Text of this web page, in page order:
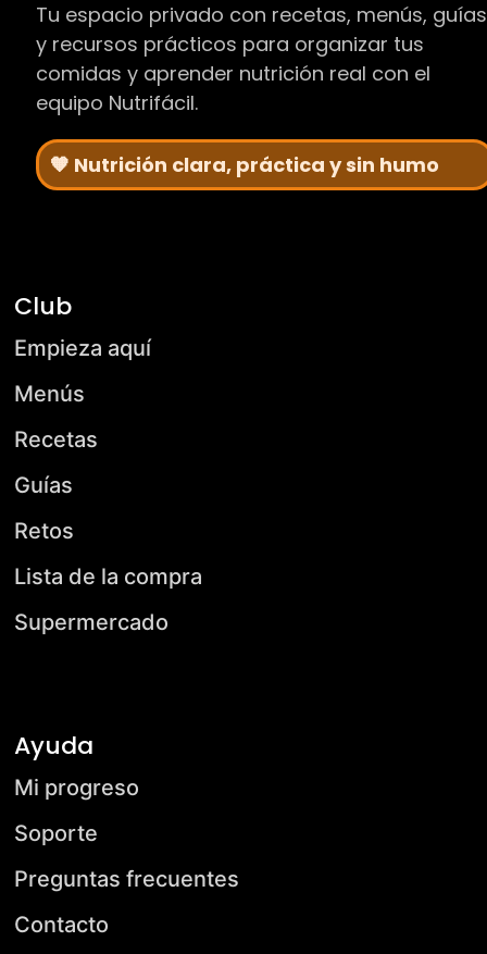
Tu espacio privado con recetas, menús, guías
y recursos prácticos para organizar tus
comidas y aprender nutrición real con el
equipo Nutrifácil.
🧡 Nutrición clara, práctica y sin humo
Club
Empieza aquí
Menús
Recetas
Guías
Retos
Lista de la compra
Supermercado
Ayuda
Mi progreso
Soporte
Preguntas frecuentes
Contacto